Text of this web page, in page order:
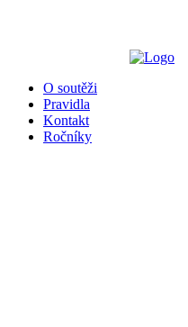
O soutěži
Pravidla
Kontakt
Ročníky